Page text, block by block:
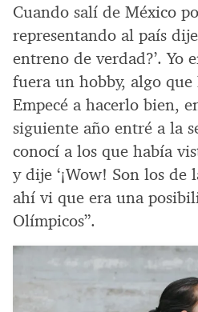
Cuando salí de México
representando al país
entreno de verdad?’. Yo
fuera un hobby, algo
Empecé a hacerlo bien,
siguiente año entré a la
conocí a los que había
y dije ‘¡Wow! Son los de
ahí vi que era una
Olímpicos”.